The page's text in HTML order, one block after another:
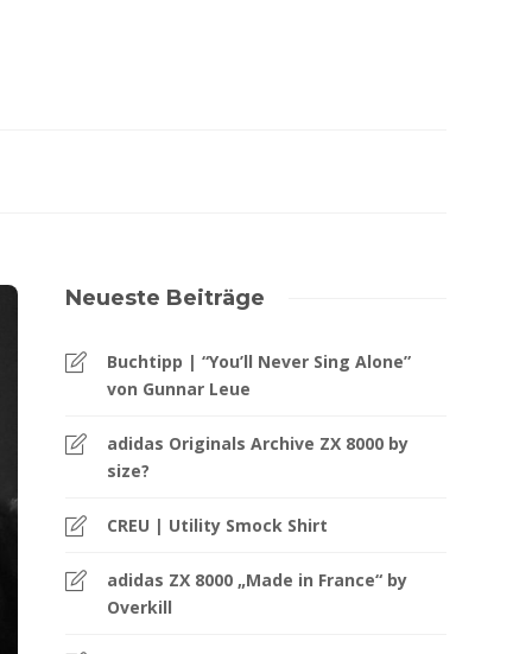
Neueste Beiträge
Buchtipp | “You’ll Never Sing Alone”
von Gunnar Leue
adidas Originals Archive ZX 8000 by
size?
CREU | Utility Smock Shirt
adidas ZX 8000 „Made in France“ by
Overkill